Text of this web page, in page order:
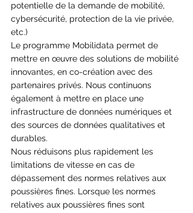
potentielle de la demande de mobilité,
cybersécurité, protection de la vie privée,
etc.)
Le programme Mobilidata permet de
mettre en œuvre des solutions de mobilité
innovantes, en co-création avec des
partenaires privés. Nous continuons
également à mettre en place une
infrastructure de données numériques et
des sources de données qualitatives et
durables.
Nous réduisons plus rapidement les
limitations de vitesse en cas de
dépassement des normes relatives aux
poussières fines. Lorsque les normes
relatives aux poussières fines sont